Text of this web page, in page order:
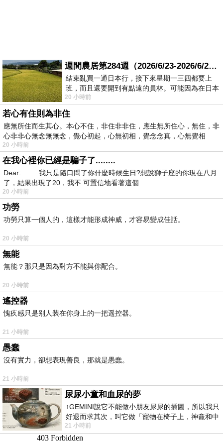
週間農居第284週（2026/6/23-2026/6/24) 夏至 金黃稻浪洋溢豐收喜悅
結束亂買一通日本行，接下來星期一三四都要上
班，而且還要開到有點遠的員林。可能因為在日本
花不少錢，星期一出門上班時，心裡沒有一
20 小時前
若心有住則為非住
應無所住而生其心。本心不住，非住非非住，應生無所住心，無住，非
心非非心無念無無念，覺心初起，心無初相，覺念念真，心無覺相
20 小時前
在我心裡你已經是騙子了........
Dear: 我只是隨口問了你什麼時候生日?想說獅子座的你現在八月
了，結果出現了20，我不 可置信地看著這個
20 小時前
功勞
功勞只算一個人的，這樣才能形成神威，才容易變成佳話。
20 小時前
無能
無能？那只是因為對方不能與你配合。
20 小時前
遙控器
愧疚感只是别人装在你身上的一把遥控器。
21 小時前
愚蠢
沒有實力，卻想表現善良，那就是愚蠢。
21 小時前
尿尿小童和血尿的夢
↑GEMINI說它不能做小朋友尿尿的插圖，所以我只
好退而求其次，叫它做「寵物在椅子上，神龕和中
年人臉孔」的畫了。 六月底
21 小時前